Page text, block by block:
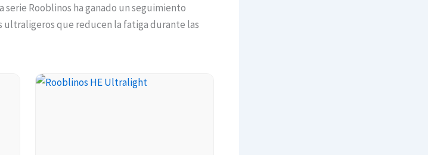
Rooblinos ha ganado un seguimiento
ultraligeros que reducen la fatiga durante las